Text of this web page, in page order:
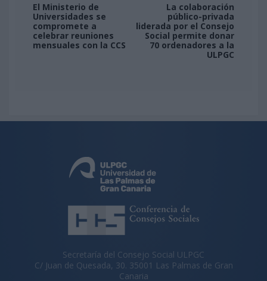
El Ministerio de
Universidades se
compromete a
celebrar reuniones
mensuales con la CCS
La colaboración
público-privada
liderada por el Consejo
Social permite donar
70 ordenadores a la
ULPGC
Secretaría del Consejo Social ULPGC
C/ Juan de Quesada, 30. 35001 Las Palmas de Gran
Canaria